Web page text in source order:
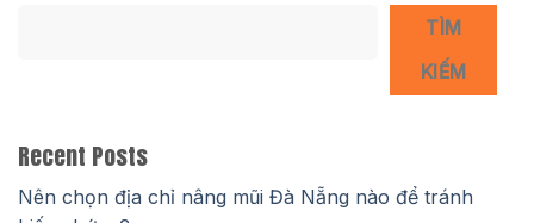
TÌM
KIẾM
Recent Posts
Nên chọn địa chỉ nâng mũi Đà Nẵng nào để tránh